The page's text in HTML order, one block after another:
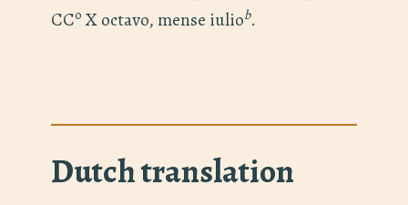
CCo X octavo, mense iuliob.
Dutch translation